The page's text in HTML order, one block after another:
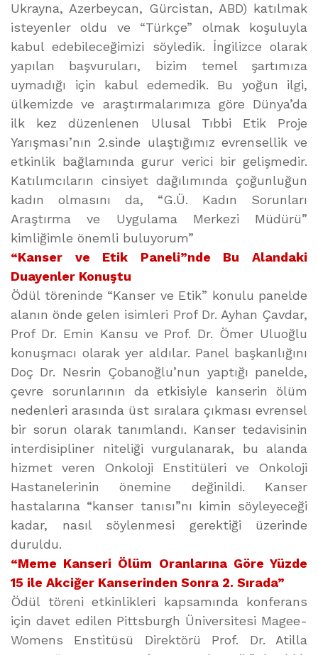
Ukrayna, Azerbeycan, Gürcistan, ABD) katılmak
isteyenler oldu ve “Türkçe” olmak koşuluyla
kabul edebileceğimizi söyledik. İngilizce olarak
yapılan başvuruları, bizim temel şartımıza
uymadığı için kabul edemedik. Bu yoğun ilgi,
ülkemizde ve araştırmalarımıza göre Dünya’da
ilk kez düzenlenen Ulusal Tıbbi Etik Proje
Yarışması’nın 2.sinde ulaştığımız evrensellik ve
etkinlik bağlamında gurur verici bir gelişmedir.
Katılımcıların cinsiyet dağılımında çoğunluğun
kadın olmasını da, “G.Ü. Kadın Sorunları
Araştırma ve Uygulama Merkezi Müdürü”
kimliğimle önemli buluyorum”
“Kanser ve Etik Paneli”nde Bu Alandaki
Duayenler Konuştu
Ödül töreninde “Kanser ve Etik” konulu panelde
alanın önde gelen isimleri Prof Dr. Ayhan Çavdar,
Prof Dr. Emin Kansu ve Prof. Dr. Ömer Uluoğlu
konuşmacı olarak yer aldılar. Panel başkanlığını
Doç Dr. Nesrin Çobanoğlu’nun yaptığı panelde,
çevre sorunlarının da etkisiyle kanserin ölüm
nedenleri arasında üst sıralara çıkması evrensel
bir sorun olarak tanımlandı. Kanser tedavisinin
interdisipliner niteliği vurgulanarak, bu alanda
hizmet veren Onkoloji Enstitüleri ve Onkoloji
Hastanelerinin önemine değinildi. Kanser
hastalarına “kanser tanısı”nı kimin söyleyeceği
kadar, nasıl söylenmesi gerektiği üzerinde
duruldu.
“Meme Kanseri Ölüm Oranlarına Göre Yüzde
15 ile Akciğer Kanserinden Sonra 2. Sırada”
Ödül töreni etkinlikleri kapsamında konferans
için davet edilen Pittsburgh Üniversitesi Magee-
Womens Enstitüsü Direktörü Prof. Dr. Atilla